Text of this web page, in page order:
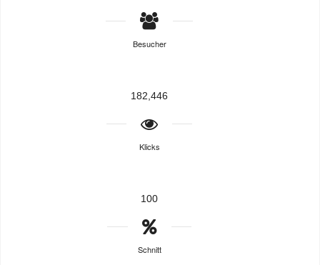
Besucher
182,446
Klicks
100
Schnitt